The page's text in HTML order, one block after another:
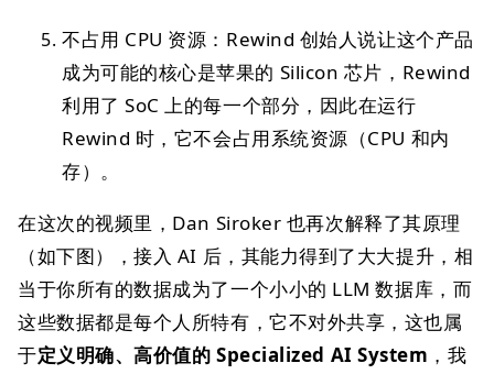
不占用 CPU 资源：Rewind 创始人说让这个产品
成为可能的核心是苹果的 Silicon 芯片，Rewind
利用了 SoC 上的每一个部分，因此在运行
Rewind 时，它不会占用系统资源（CPU 和内
存）。
在这次的视频里，Dan Siroker 也再次解释了其原理
（如下图），接入 AI 后，其能力得到了大大提升，相
当于你所有的数据成为了一个小小的 LLM 数据库，而
这些数据都是每个人所特有，它不对外共享，这也属
于定义明确、高价值的 Specialized AI System ，我